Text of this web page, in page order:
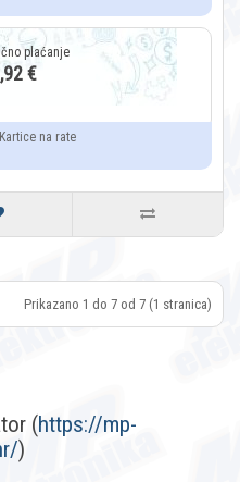
€
na rate
Prikazano 1 do 7 od 7 (1 stranica)
(https://mp-
)